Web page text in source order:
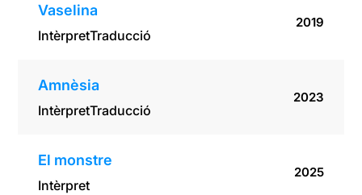
Vaselina
IntèrpretTraducció
2019
Amnèsia
IntèrpretTraducció
2023
El monstre
Intèrpret
2025